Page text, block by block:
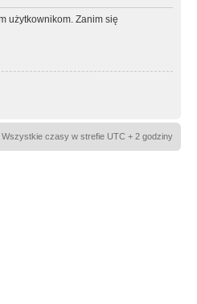
użytkownikom. Zanim się
Wszystkie czasy w strefie UTC + 2 godziny